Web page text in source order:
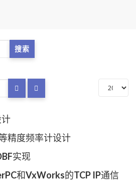
搜索
精度频率计设计
实现
和VxWorks的TCP IP通信